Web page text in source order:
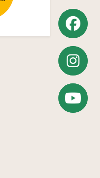
Weiter
zu
Facebook
Weiter